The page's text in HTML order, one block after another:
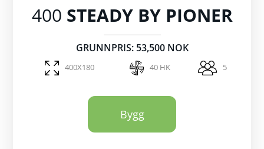
400 STEADY BY PIONER
GRUNNPRIS: 53,500 NOK
400X180 40 HK 5
Bygg